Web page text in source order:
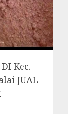
Kec.
JUAL